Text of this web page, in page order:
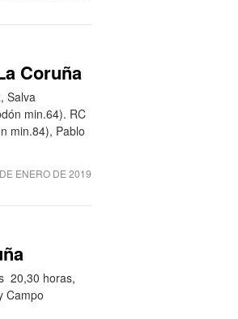
Coruña
Salva
min.64). RC
min.84), Pablo
ENERO DE 2019
20,30 horas,
Campo